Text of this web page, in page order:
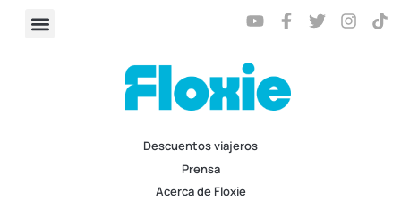
Descuentos viajeros
Prensa
Acerca de Floxie